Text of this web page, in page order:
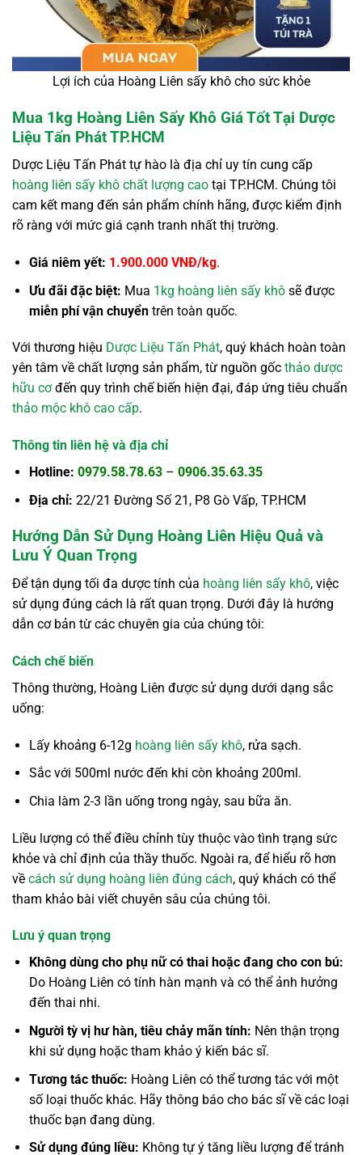
Lợi ích của Hoàng Liên sấy khô cho sức khỏe
Mua 1kg Hoàng Liên Sấy Khô Giá Tốt Tại Dược
Liệu Tấn Phát TP.HCM
Dược Liệu Tấn Phát tự hào là địa chỉ uy tín cung cấp
hoàng liên sấy khô chất lượng cao tại TP.HCM. Chúng tôi
cam kết mang đến sản phẩm chính hãng, được kiểm định
rõ ràng với mức giá cạnh tranh nhất thị trường.
Giá niêm yết: 1.900.000 VNĐ/kg.
Ưu đãi đặc biệt: Mua 1kg hoàng liên sấy khôsẽ được
miễn phí vận chuyểntrên toàn quốc.
Với thương hiệu Dược Liệu Tấn Phát, quý khách hoàn toàn
yên tâm về chất lượng sản phẩm, từ nguồn gốc thảo dược
hữu cơđến quy trình chế biến hiện đại, đáp ứng tiêu chuẩn
thảo mộc khô cao cấp.
Thông tin liên hệ và địa chỉ
Hotline: 0979.58.78.63– 0906.35.63.35
Địa chỉ: 22/21 Đường Số 21, P8 Gò Vấp, TP.HCM
Hướng Dẫn Sử Dụng Hoàng Liên Hiệu Quả và
Lưu Ý Quan Trọng
Để tận dụng tối đa dược tính của hoàng liên sấy khô, việc
sử dụng đúng cách là rất quan trọng. Dưới đây là hướng
dẫn cơ bản từ các chuyên gia của chúng tôi:
Cách chế biến
Thông thường, Hoàng Liên được sử dụng dưới dạng sắc
uống:
Lấy khoảng 6-12g hoàng liên sấy khô, rửa sạch.
Sắc với 500ml nước đến khi còn khoảng 200ml.
Chia làm 2-3 lần uống trong ngày, sau bữa ăn.
Liều lượng có thể điều chỉnh tùy thuộc vào tình trạng sức
khỏe và chỉ định của thầy thuốc. Ngoài ra, để hiểu rõ hơn
về cách sử dụng hoàng liên đúng cách, quý khách có thể
tham khảo bài viết chuyên sâu của chúng tôi.
Lưu ý quan trọng
Không dùng cho phụ nữ có thai hoặc đang cho con bú:
Do Hoàng Liên có tính hàn mạnh và có thể ảnh hưởng
đến thai nhi.
Người tỳ vị hư hàn, tiêu chảy mãn tính: Nên thận trọng
khi sử dụng hoặc tham khảo ý kiến bác sĩ.
Tương tác thuốc: Hoàng Liên có thể tương tác với một
số loại thuốc khác. Hãy thông báo cho bác sĩ về các loại
thuốc bạn đang dùng.
Sử dụng đúng liều: Không tự ý tăng liều lượng để tránh